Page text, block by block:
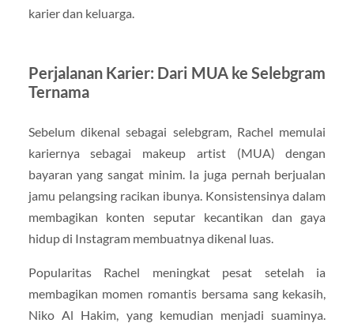
karier dan keluarga.
Perjalanan Karier: Dari MUA ke Selebgram
Ternama
Sebelum dikenal sebagai selebgram, Rachel memulai
kariernya sebagai makeup artist (MUA) dengan
bayaran yang sangat minim. Ia juga pernah berjualan
jamu pelangsing racikan ibunya. Konsistensinya dalam
membagikan konten seputar kecantikan dan gaya
hidup di Instagram membuatnya dikenal luas.
Popularitas Rachel meningkat pesat setelah ia
membagikan momen romantis bersama sang kekasih,
Niko Al Hakim, yang kemudian menjadi suaminya.